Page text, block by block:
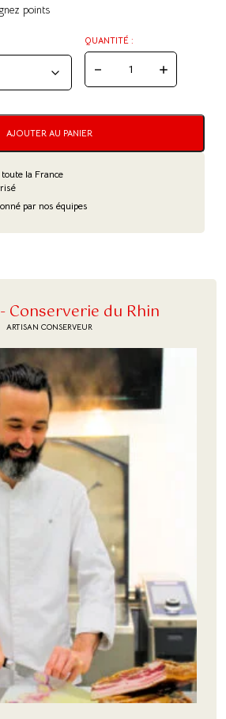
points
QUANTITÉ :
AU
AJOUTER AU PANIER
la France
par nos équipes
Conserverie du Rhin
ARTISAN CONSERVEUR